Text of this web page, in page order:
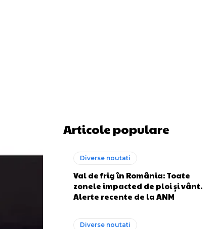
Articole populare
Diverse noutati
Val de frig în România: Toate
zonele impacted de ploi și vânt.
Alerte recente de la ANM
Diverse noutati